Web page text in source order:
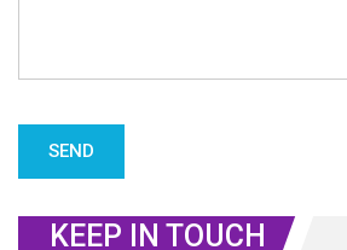
KEEP IN TOUCH